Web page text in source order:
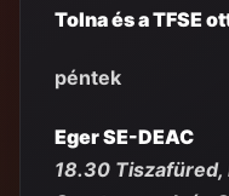
Tolna és a TFSE
péntek
Eger SE-DEAC
18.30 Tiszafüred,